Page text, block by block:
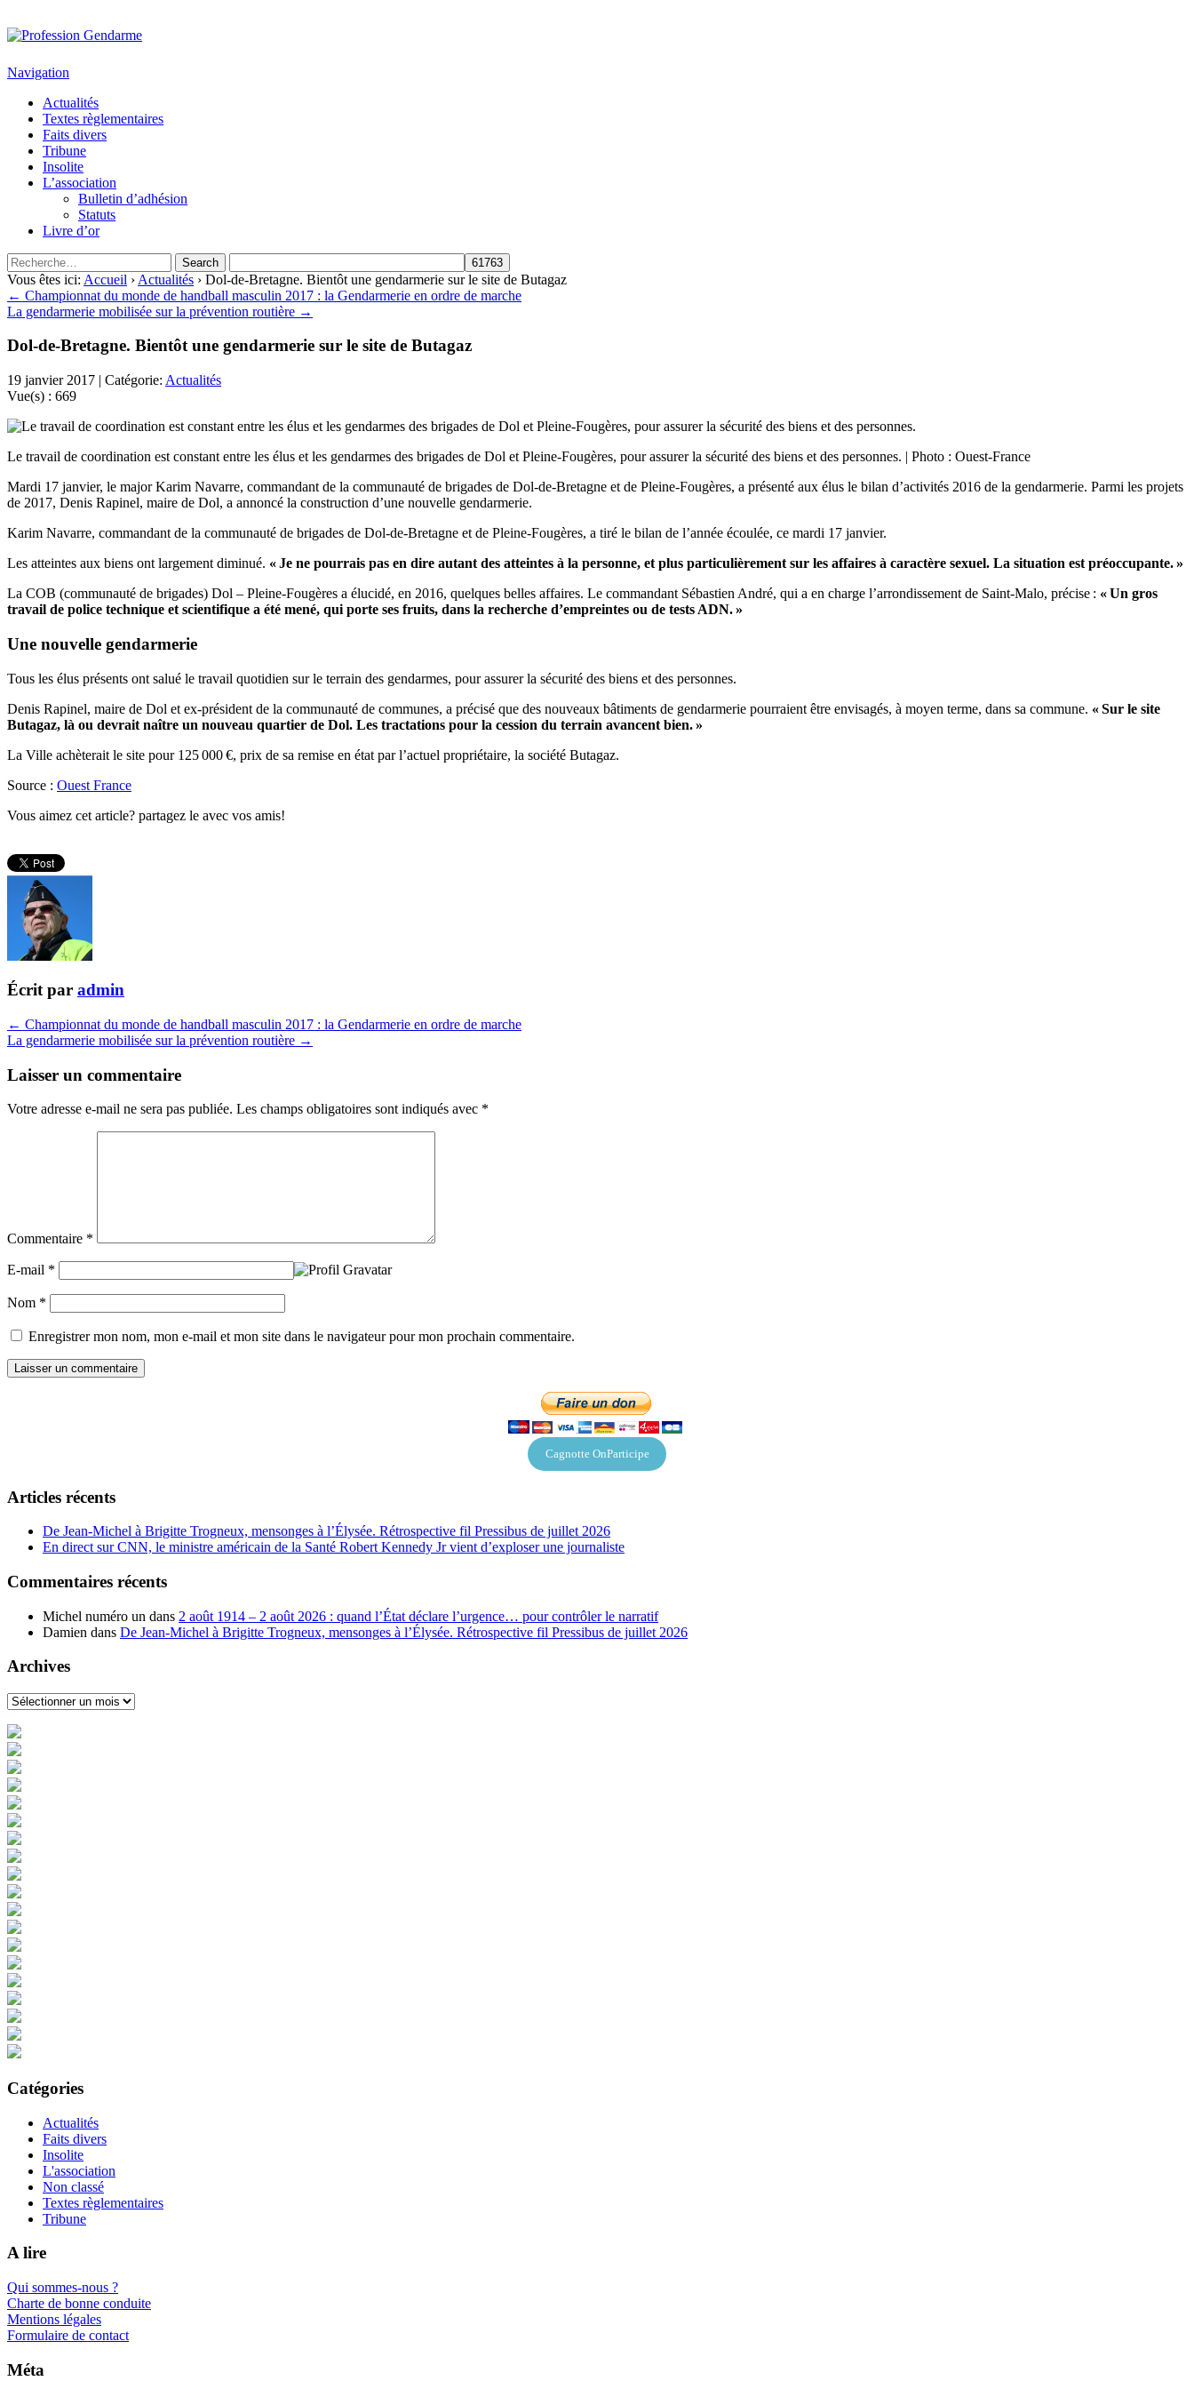
Navigation
Actualités
Textes règlementaires
Faits divers
Tribune
Insolite
L’association
Bulletin d’adhésion
Statuts
Livre d’or
Vous êtes ici: Accueil › Actualités › Dol-de-Bretagne. Bientôt une gendarmerie sur le site de Butagaz
← Championnat du monde de handball masculin 2017 : la Gendarmerie en ordre de marche
La gendarmerie mobilisée sur la prévention routière →
Dol-de-Bretagne. Bientôt une gendarmerie sur le site de Butagaz
19 janvier 2017 | Catégorie: Actualités
Vue(s) : 669
Le travail de coordination est constant entre les élus et les gendarmes des brigades de Dol et Pleine-Fougères, pour assurer la sécurité des biens et des personnes. | Photo : Ouest-France
Mardi 17 janvier, le major Karim Navarre, commandant de la communauté de brigades de Dol-de-Bretagne et de Pleine-Fougères, a présenté aux élus le bilan d’activités 2016 de la gendarmerie. Parmi les projets
de 2017, Denis Rapinel, maire de Dol, a annoncé la construction d’une nouvelle gendarmerie.
Karim Navarre, commandant de la communauté de brigades de Dol-de-Bretagne et de Pleine-Fougères, a tiré le bilan de l’année écoulée, ce mardi 17 janvier.
Les atteintes aux biens ont largement diminué. « Je ne pourrais pas en dire autant des atteintes à la personne, et plus particulièrement sur les affaires à caractère sexuel. La situation est préoccupante. »
La COB (communauté de brigades) Dol – Pleine-Fougères a élucidé, en 2016, quelques belles affaires. Le commandant Sébastien André, qui a en charge l’arrondissement de Saint-Malo, précise : « Un gros
travail de police technique et scientifique a été mené, qui porte ses fruits, dans la recherche d’empreintes ou de tests ADN. »
Une nouvelle gendarmerie
Tous les élus présents ont salué le travail quotidien sur le terrain des gendarmes, pour assurer la sécurité des biens et des personnes.
Denis Rapinel, maire de Dol et ex-président de la communauté de communes, a précisé que des nouveaux bâtiments de gendarmerie pourraient être envisagés, à moyen terme, dans sa commune. « Sur le site
Butagaz, là ou devrait naître un nouveau quartier de Dol. Les tractations pour la cession du terrain avancent bien. »
La Ville achèterait le site pour 125 000 €, prix de sa remise en état par l’actuel propriétaire, la société Butagaz.
Source : Ouest France
Vous aimez cet article? partagez le avec vos amis!
Écrit par admin
← Championnat du monde de handball masculin 2017 : la Gendarmerie en ordre de marche
La gendarmerie mobilisée sur la prévention routière →
Laisser un commentaire
Votre adresse e-mail ne sera pas publiée. Les champs obligatoires sont indiqués avec *
Commentaire *
E-mail *
Nom *
Enregistrer mon nom, mon e-mail et mon site dans le navigateur pour mon prochain commentaire.
Cagnotte OnParticipe
Articles récents
De Jean-Michel à Brigitte Trogneux, mensonges à l’Élysée. Rétrospective fil Pressibus de juillet 2026
En direct sur CNN, le ministre américain de la Santé Robert Kennedy Jr vient d’exploser une journaliste
Commentaires récents
Michel numéro un dans 2 août 1914 – 2 août 2026 : quand l’État déclare l’urgence… pour contrôler le narratif
Damien dans De Jean-Michel à Brigitte Trogneux, mensonges à l’Élysée. Rétrospective fil Pressibus de juillet 2026
Archives
Archives
Catégories
Actualités
Faits divers
Insolite
L'association
Non classé
Textes règlementaires
Tribune
A lire
Qui sommes-nous ?
Charte de bonne conduite
Mentions légales
Formulaire de contact
Méta